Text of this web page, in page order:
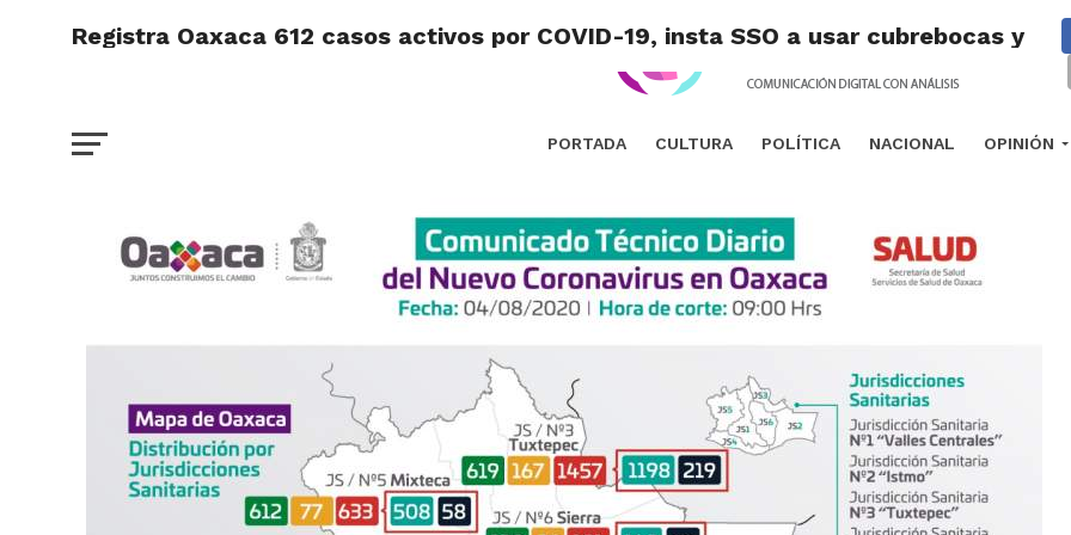
PORTADA CULTURA POLÍTICA NACIONAL OPINIÓN
Registra Oaxaca 612 casos activos por COVID-19, insta SSO a usar cubrebocas y